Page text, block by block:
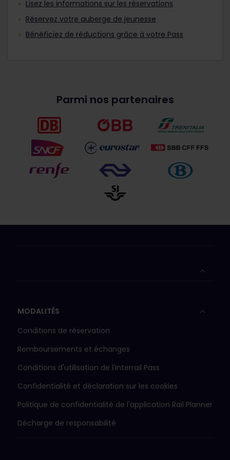
Lisez les informations sur les réservations
Réservez votre auberge de jeunesse
Bénéficiez de réductions grâce à votre Pass
Parmi nos partenaires
MODALITÉS
Conditions de réservation
Remboursements et échanges
Conditions d'utilisation de l'Interrail Pass
Confidentialité et déclaration sur les cookies
Politique de confidentialité de l'application Rail Planner
Décharge de responsabilité